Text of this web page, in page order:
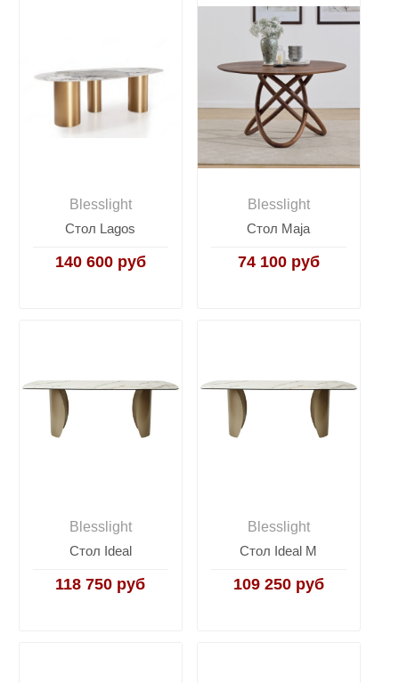
Blesslight
Стол Lagos
140 600 руб
Blesslight
Стол Maja
74 100 руб
Blesslight
Стол Ideal
118 750 руб
Blesslight
Стол Ideal M
109 250 руб